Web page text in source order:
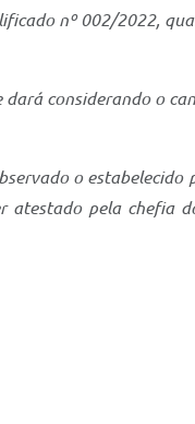
nº 002/2022,
considerando o
o
pela chefia